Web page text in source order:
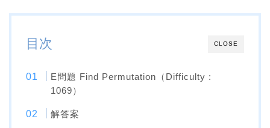
CLOSE
目次
E問題 Find Permutation（Difficulty :
1069）
解答案